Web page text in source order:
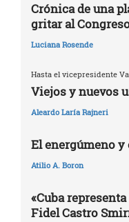
Crónica de una
gritar al
Luciana Rosende
Hasta el vicepresidente
Viejos y nuevos
Aleardo Laría Rajneri
El energúmeno y
Atilio A. Boron
«Cuba
Fidel Castro